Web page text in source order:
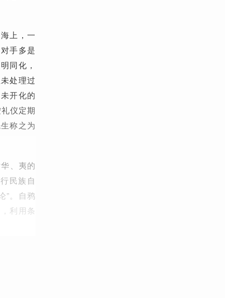
上，一
手多是
同化，
处理过
开化的
仪定期
称之为
、夷的
民族自
”。自鸦
利用条